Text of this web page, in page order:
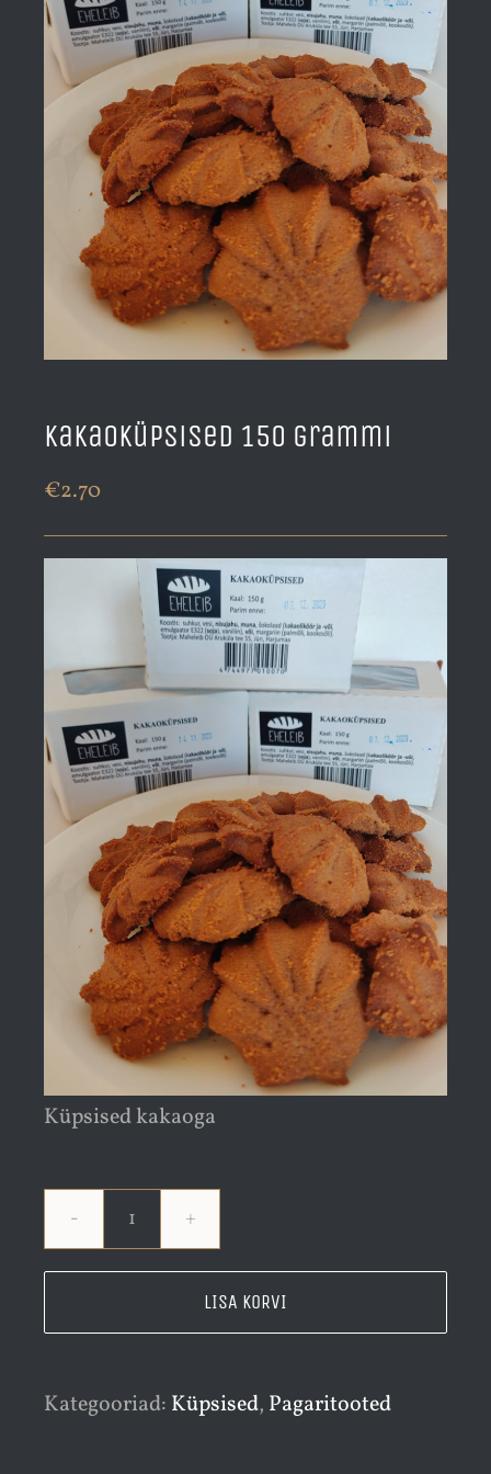
Kakaoküpsised 150 grammi
€2.70
Küpsised kakaoga
grammi
LISA KORVI
Kategooriad: Küpsised, Pagaritooted